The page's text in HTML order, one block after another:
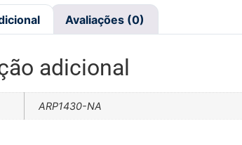
Avaliações (0)
adicional
ARP1430-NA